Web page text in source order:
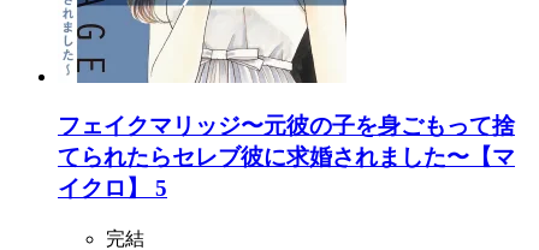
フェイクマリッジ〜元彼の子を身ごもって捨
てられたらセレブ彼に求婚されました〜【マ
イクロ】 5
完結